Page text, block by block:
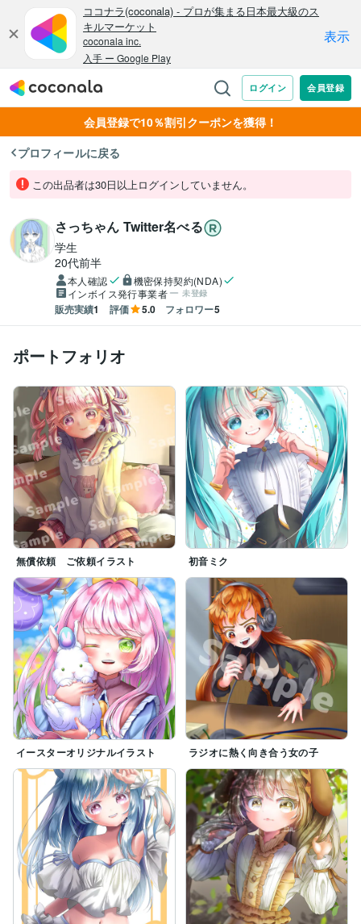
会員登録で10％割引クーポンを獲得！
プロフィールに戻る
この出品者は30日以上ログインしていません。
さっちゃん Twitter名べる
学生
20代前半
本人確認
機密保持契約(NDA)
インボイス発行事業者
未登録
販売実績1 評価 5.0 フォロワー5
ポートフォリオ
無償依頼 ご依頼イラスト 初音ミク
イースターオリジナルイラスト ラジオに熱く向き合う女の子